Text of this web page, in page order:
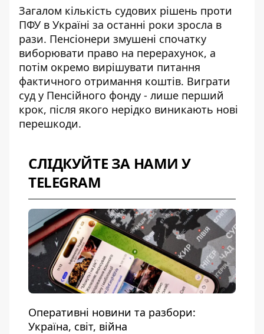
Загалом кількість судових рішень проти
ПФУ в Україні за останні роки зросла в
рази. Пенсіонери змушені спочатку
виборювати право на перерахунок, а
потім окремо вирішувати питання
фактичного отримання коштів. Виграти
суд у Пенсійного фонду - лише перший
крок, після якого нерідко виникають нові
перешкоди.
СЛІДКУЙТЕ ЗА НАМИ У
TELEGRAM
Оперативні новини та разбори:
Україна, світ, війна